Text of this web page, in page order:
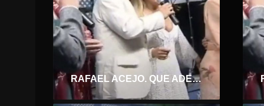
RAFAEL ACEJO. QUE ADELANTO CON QUERERTE